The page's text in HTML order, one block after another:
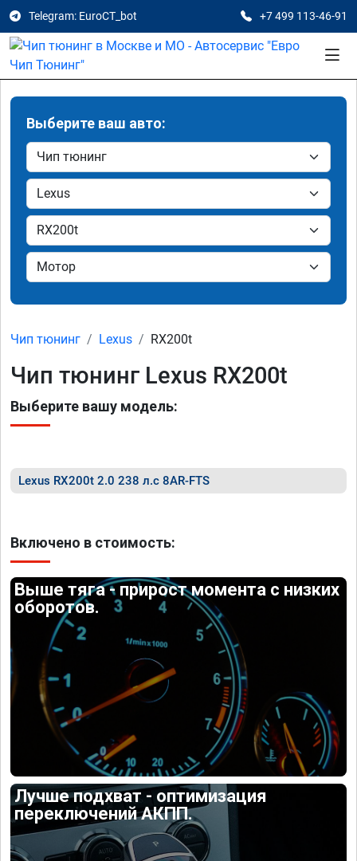
Telegram: EuroCT_bot +7 499 113-46-91
Выберите ваш авто:
Чип тюнинг Lexus RX200t
Чип тюнинг Lexus RX200t
Выберите вашу модель:
Lexus RX200t 2.0 238 л.с 8AR-FTS
Включено в стоимость:
Выше тяга - прирост момента с низких
оборотов.
Лучше подхват - оптимизация
переключений АКПП.